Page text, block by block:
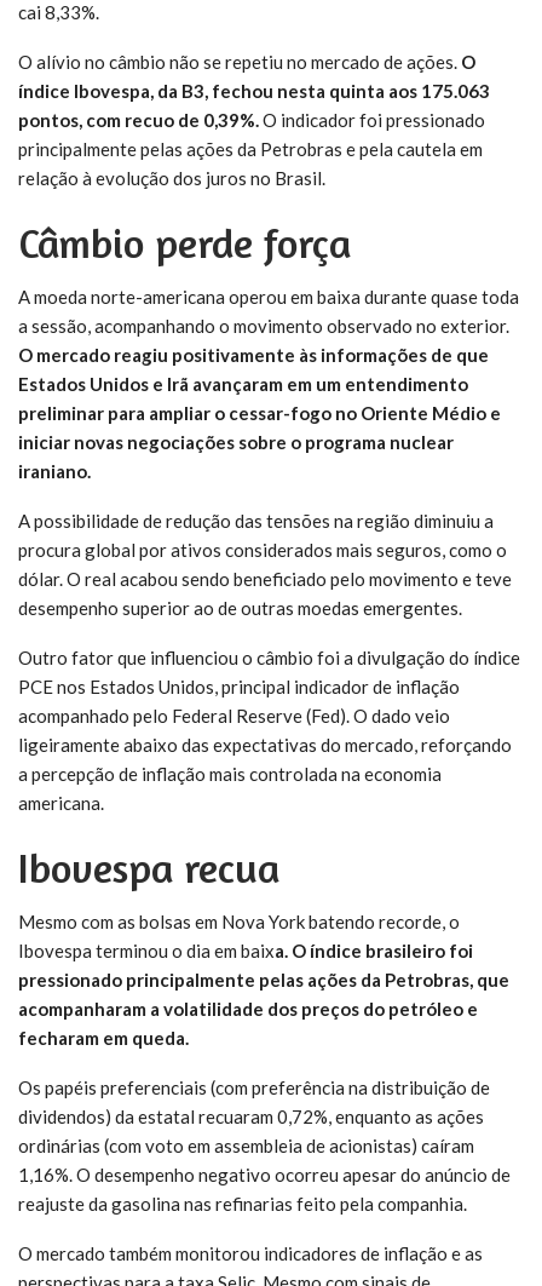
cai 8,33%.
O alívio no câmbio não se repetiu no mercado de ações. O
índice Ibovespa, da B3, fechou nesta quinta aos 175.063
pontos, com recuo de 0,39%.O indicador foi pressionado
principalmente pelas ações da Petrobras e pela cautela em
relação à evolução dos juros no Brasil.
Câmbio perde força
A moeda norte-americana operou em baixa durante quase toda
a sessão, acompanhando o movimento observado no exterior.
O mercado reagiu positivamente às informações de que
Estados Unidos e Irã avançaram em um entendimento
preliminar para ampliar o cessar-fogo no Oriente Médio e
iniciar novas negociações sobre o programa nuclear
iraniano.
A possibilidade de redução das tensões na região diminuiu a
procura global por ativos considerados mais seguros, como o
dólar. O real acabou sendo beneficiado pelo movimento e teve
desempenho superior ao de outras moedas emergentes.
Outro fator que influenciou o câmbio foi a divulgação do índice
PCE nos Estados Unidos, principal indicador de inflação
acompanhado pelo Federal Reserve (Fed). O dado veio
ligeiramente abaixo das expectativas do mercado, reforçando
a percepção de inflação mais controlada na economia
americana.
Ibovespa recua
Mesmo com as bolsas em Nova York batendo recorde, o
Ibovespa terminou o dia em baixa. O índice brasileiro foi
pressionado principalmente pelas ações da Petrobras, que
acompanharam a volatilidade dos preços do petróleo e
fecharam em queda.
Os papéis preferenciais (com preferência na distribuição de
dividendos) da estatal recuaram 0,72%, enquanto as ações
ordinárias (com voto em assembleia de acionistas) caíram
1,16%. O desempenho negativo ocorreu apesar do anúncio de
reajuste da gasolina nas refinarias feito pela companhia.
O mercado também monitorou indicadores de inflação e as